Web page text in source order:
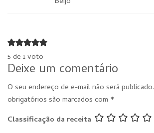
5 de 1 voto
Deixe um comentário
O seu endereço de e-mail não será publicado.
obrigatórios são marcados com *
Classificação da receita